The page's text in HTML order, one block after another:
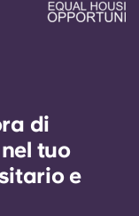
di
tuo
e